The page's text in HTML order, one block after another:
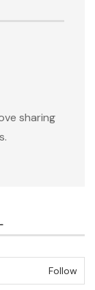
sharing
Follow